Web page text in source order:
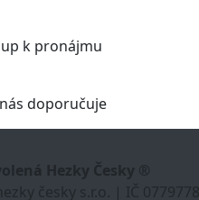
k pronájmu
doporučuje
Hezky Česky ®
česky s.r.o. | IČ 07797788